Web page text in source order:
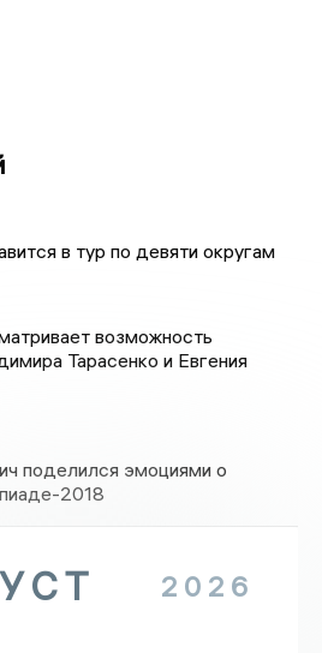
в тур по девяти округам
возможность
Тарасенко и Евгения
поделился эмоциями о
2018
2026